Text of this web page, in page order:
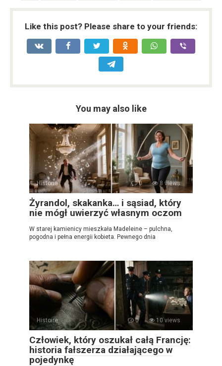
Like this post? Please share to your friends:
You may also like
Historia 0 8 views
Żyrandol, skakanka… i sąsiad, który
nie mógł uwierzyć własnym oczom
W starej kamienicy mieszkała Madeleine – pulchna,
pogodna i pełna energii kobieta. Pewnego dnia
Histoire 0 10 views
Człowiek, który oszukał całą Francję:
historia fałszerza działającego w
pojedynkę